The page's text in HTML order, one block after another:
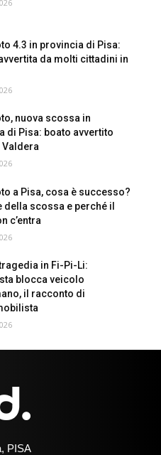
4.3 in provincia di Pisa:
da molti cittadini in
nuova scossa in
di Pisa: boato avvertito
Valdera
a Pisa, cosa è successo?
della scossa e perché il
c’entra
in Fi-Pi-Li:
blocca veicolo
il racconto di
PISA